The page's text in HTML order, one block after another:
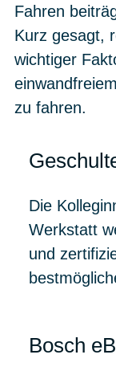
Fahren
Kurz gesagt,
wichtiger
zu fahren.
Die
Werkstatt
und
Bosch